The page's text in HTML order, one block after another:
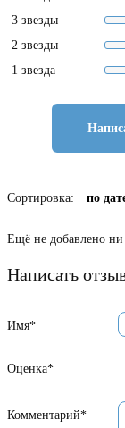
3 звезды
2 звезды
1 звезда
Сортировка: по
Ещё не добавлено
Написать
Имя*
Оценка*
Комментарий*